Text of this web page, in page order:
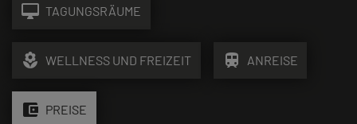
desktop_mac TAGUNGSRÄUME
local_florist WELLNESS UND FREIZEIT train ANREISE
account_balance_wallet PREISE